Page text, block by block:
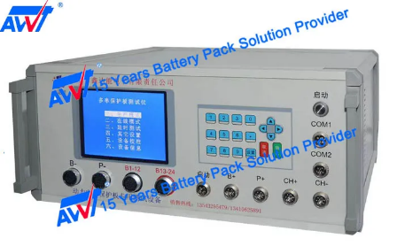
HEIM
PRODUKTE
ÜBER
(Xiamen)
Intelligent
Equipment
Reserved.